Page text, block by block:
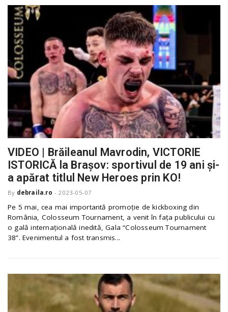
VIDEO | Brăileanul Mavrodin, VICTORIE
ISTORICĂ la Brașov: sportivul de 19 ani și-
a apărat titlul New Heroes prin KO!
By debraila.ro - 2023-05-07
Pe 5 mai, cea mai importantă promoție de kickboxing din
România, Colosseum Tournament, a venit în fața publicului cu
o gală internațională inedită, Gala “Colosseum Tournament
38”. Evenimentul a fost transmis...